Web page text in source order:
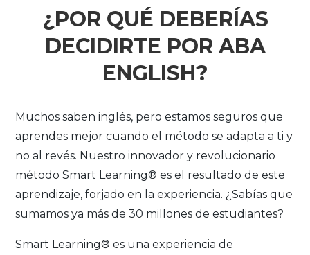
¿POR QUÉ DEBERÍAS
DECIDIRTE POR ABA
ENGLISH?
Muchos saben inglés, pero estamos seguros que
aprendes mejor cuando el método se adapta a ti y
no al revés. Nuestro innovador y revolucionario
método Smart Learning® es el resultado de este
aprendizaje, forjado en la experiencia. ¿Sabías que
sumamos ya más de 30 millones de estudiantes?
Smart Learning® es una experiencia de